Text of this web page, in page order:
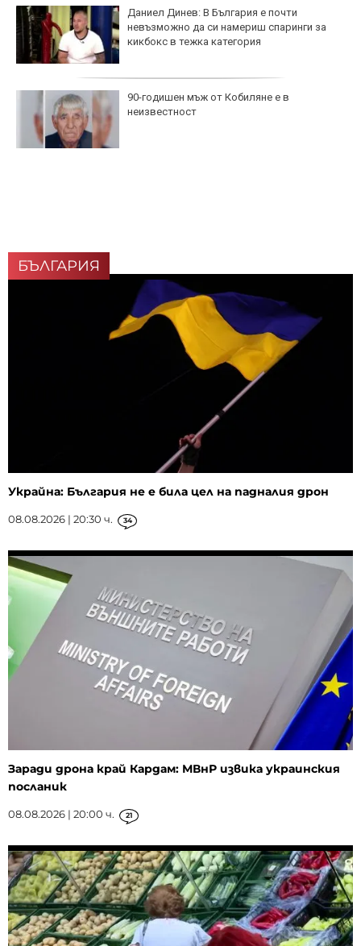
Даниел Динев: В България е почти
невъзможно да си намериш спаринги за
кикбокс в тежка категория
90-годишен мъж от Кобиляне е в
неизвестност
БЪЛГАРИЯ
Украйна: България не е била цел на падналия дрон
08.08.2026 | 20:30 ч. 34
Заради дрона край Кардам: МВнР извика украинския
посланик
08.08.2026 | 20:00 ч. 21